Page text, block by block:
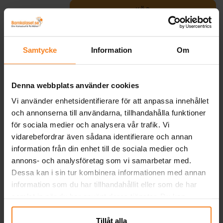
Samtycke Information Om
Denna webbplats använder cookies
Vi använder enhetsidentifierare för att anpassa innehållet
och annonserna till användarna, tillhandahålla funktioner
för sociala medier och analysera vår trafik. Vi
vidarebefordrar även sådana identifierare och annan
information från din enhet till de sociala medier och
annons- och analysföretag som vi samarbetar med.
Dessa kan i sin tur kombinera informationen med annan
information som du har tillhandahållit eller som de har
närsomhelst ändra ditt samtycke.
Tillåt alla
KÖP
Piratring
Tuff piratring av mjukt gummi som finns i
innermått och passar de flesta barn, ca 3x3
cm stor. Säljs styckvis, osorterat.
Pris:6,00 kr
6,00 kr
Relaterade produkter